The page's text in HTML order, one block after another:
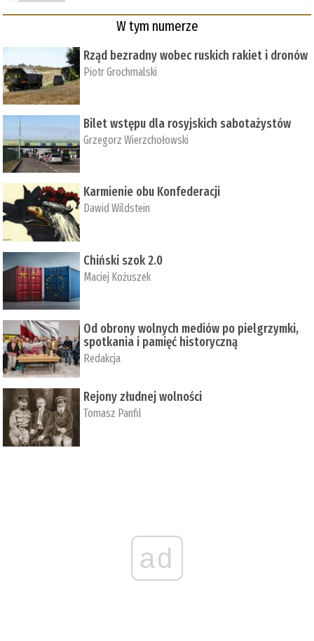
W tym numerze
Rząd bezradny wobec ruskich rakiet i dronów
Piotr Grochmalski
Bilet wstępu dla rosyjskich sabotażystów
Grzegorz Wierzchołowski
Karmienie obu Konfederacji
Dawid Wildstein
Chiński szok 2.0
Maciej Kożuszek
Od obrony wolnych mediów po pielgrzymki,
spotkania i pamięć historyczną
Redakcja
Rejony złudnej wolności
Tomasz Panfil
ad